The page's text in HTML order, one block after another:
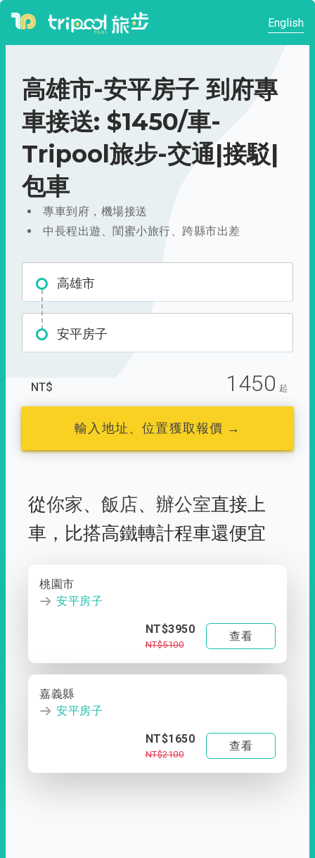
English
高雄市-安平房子 到府專
車接送: $1450/車-
Tripool旅步-交通|接駁|
包車
專車到府，機場接送
中長程出遊、閨蜜小旅行、跨縣市出差
高雄市
安平房子
NT$ 1450 起
輸入地址、位置獲取報價 →
從你家、 飯店、 辦公室直接上
車， 比搭高鐵轉計程車還便宜
桃園市
安平房子
NT$3950
NT$5100
查看
嘉義縣
安平房子
NT$1650
NT$2100
查看